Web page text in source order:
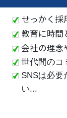
せっかく採
教育に時間
会社の理念
世代間のコ
SNSは必要
い...